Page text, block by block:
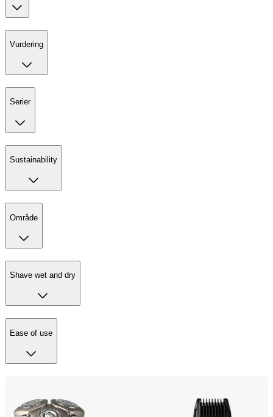
Vurdering
Serier
Sustainability
Område
Shave wet and dry
Ease of use